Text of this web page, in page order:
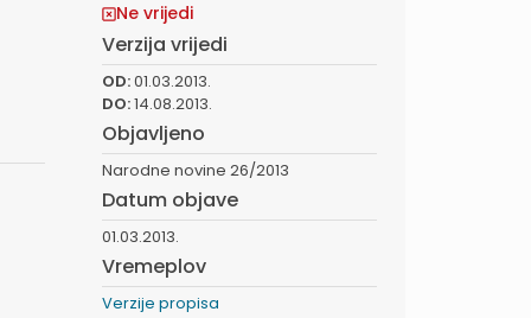
Ne vrijedi
Verzija vrijedi
OD:01.03.2013.
DO:14.08.2013.
Objavljeno
Narodne novine 26/2013
Datum objave
01.03.2013.
Vremeplov
Verzije propisa